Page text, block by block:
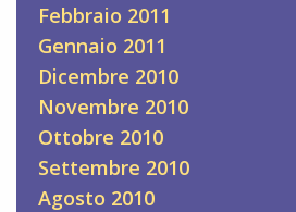
Febbraio 2011
Gennaio 2011
Dicembre 2010
Novembre 2010
Ottobre 2010
Settembre 2010
Agosto 2010